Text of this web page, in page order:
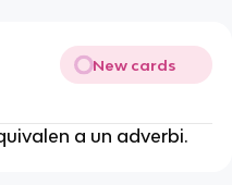
New cards
a un adverbi.